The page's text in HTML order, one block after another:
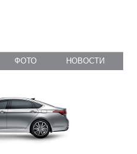
ФОТО НОВОСТИ